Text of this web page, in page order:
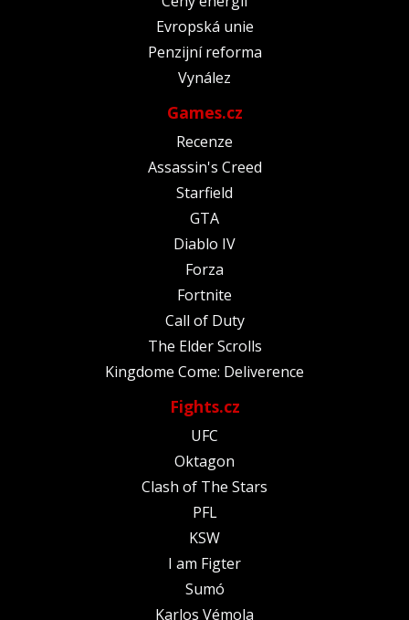
Evropská unie
Penzijní reforma
Vynález
Games.cz
Recenze
Assassin's Creed
Starfield
GTA
Diablo IV
Forza
Fortnite
Call of Duty
The Elder Scrolls
Kingdome Come: Deliverence
Fights.cz
UFC
Oktagon
Clash of The Stars
PFL
KSW
I am Figter
Sumó
Karlos Vémola